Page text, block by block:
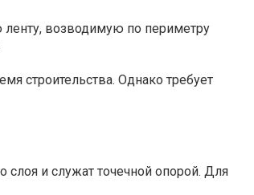
возводимую по периметру
строительства. Однако требует
и служат точечной опорой. Для